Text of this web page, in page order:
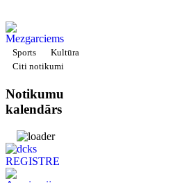
Sports
Kultūra
Citi notikumi
Notikumu
kalendārs